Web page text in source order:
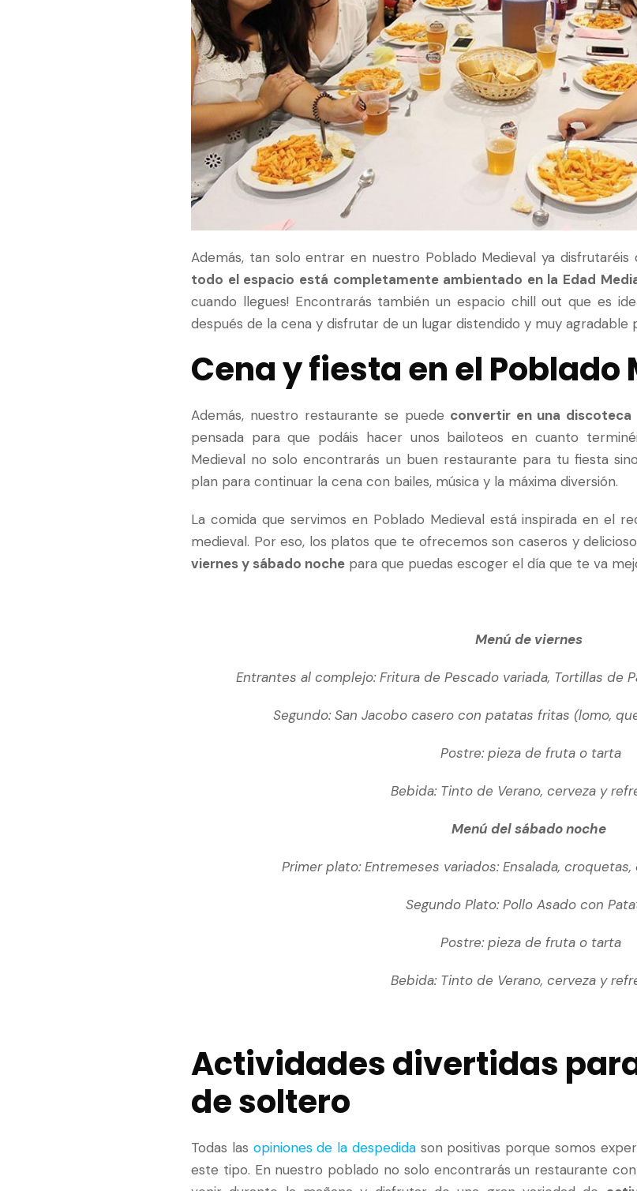
Además, tan solo entrar en nuestro Poblado Medieval ya
todo el espacio está completamente ambientado en la Edad
cuando llegues! Encontrarás también un espacio chill out que es
después de la cena y disfrutar de un lugar distendido y muy agradable
Cena y fiesta en el Poblado
Además, nuestro restaurante se puede convertir en una
pensada para que podáis hacer unos bailoteos en cuanto
Medieval no solo encontrarás un buen restaurante para tu fiesta
plan para continuar la cena con bailes, música y la máxima diversión.
La comida que servimos en Poblado Medieval está inspirada en el
medieval. Por eso, los platos que te ofrecemos son caseros y
viernes y sábado noche para que puedas escoger el día que te va
Menú de viernes
Entrantes al complejo: Fritura de Pescado variada, Tortillas de
Segundo: San Jacobo casero con patatas fritas (lomo,
Postre: pieza de fruta o tarta
Bebida: Tinto de Verano, cerveza y
Menú del sábado noche
Primer plato: Entremeses variados: Ensalada,
Segundo Plato: Pollo Asado con
Postre: pieza de fruta o tarta
Bebida: Tinto de Verano, cerveza y
Actividades divertidas
de soltero
Todas las opiniones de la despedida son positivas porque somos
este tipo. En nuestro poblado no solo encontrarás un restaurante